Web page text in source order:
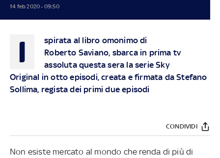
14 feb 2020 - 09:50
I
spirata al libro omonimo di
Roberto Saviano, sbarca in prima tv
assoluta questa sera la serieSky
Original in otto episodi, creata e firmata da Stefano
Sollima, regista dei primi due episodi
CONDIVIDI
Non esiste mercato al mondo che renda di più di